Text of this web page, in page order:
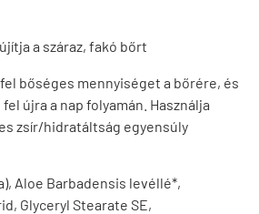
a száraz, fakó bőrt
bőséges mennyiséget a bőrére, és
újra a nap folyamán. Használja
zsír/hidratáltság egyensúly
Aloe Barbadensis levéllé*,
Glyceryl Stearate SE,